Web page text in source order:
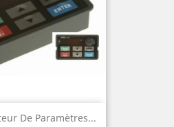
De Paramètres...